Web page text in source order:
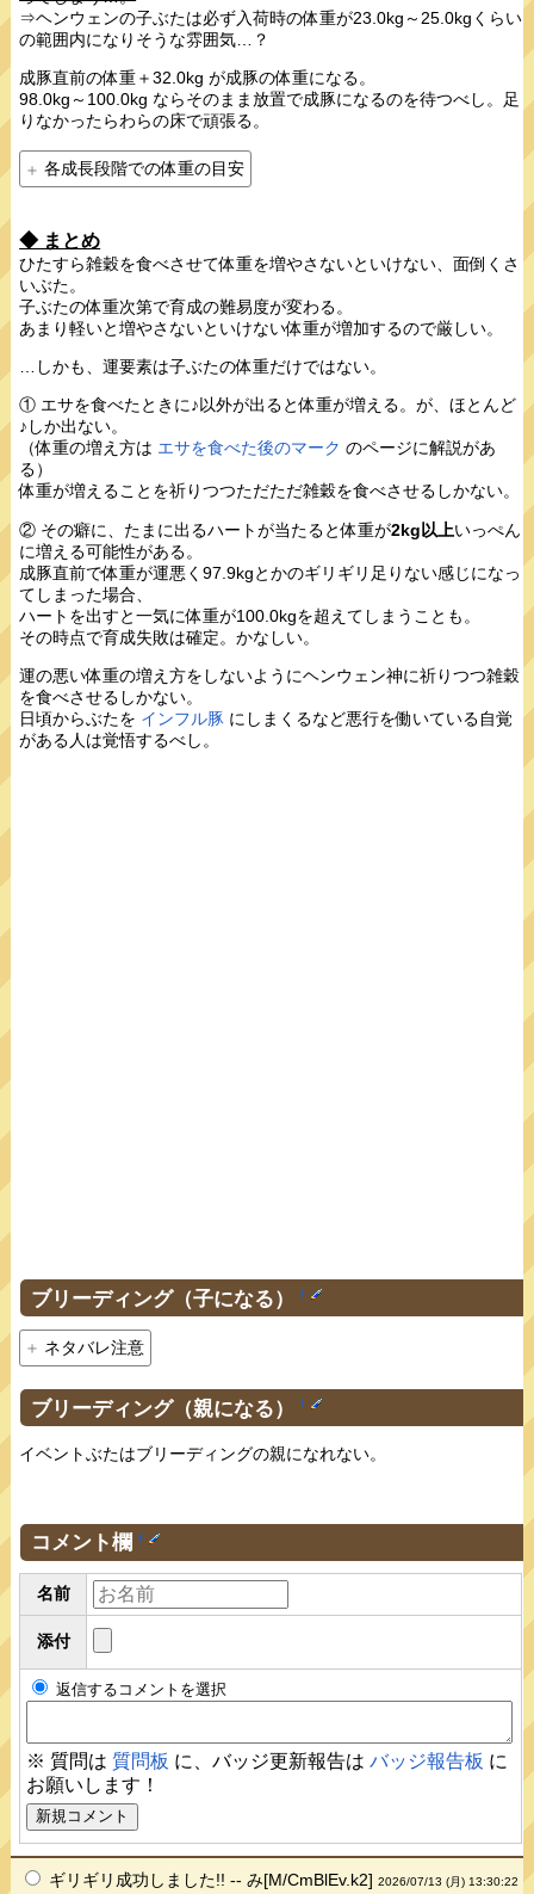
⇒ヘンウェンの子ぶたは必ず入荷時の体重が23.0kg～25.0kgくらい
の範囲内になりそうな雰囲気…？
成豚直前の体重＋32.0kg が成豚の体重になる。
98.0kg～100.0kg ならそのまま放置で成豚になるのを待つべし。足
りなかったらわらの床で頑張る。
各成長段階での体重の目安
◆ まとめ
ひたすら雑穀を食べさせて体重を増やさないといけない、面倒くさ
いぶた。
子ぶたの体重次第で育成の難易度が変わる。
あまり軽いと増やさないといけない体重が増加するので厳しい。
…しかも、運要素は子ぶたの体重だけではない。
① エサを食べたときに♪以外が出ると体重が増える。が、ほとんど
♪しか出ない。
（体重の増え方は エサを食べた後のマーク のページに解説があ
る）
体重が増えることを祈りつつただただ雑穀を食べさせるしかない。
② その癖に、たまに出るハートが当たると体重が2kg以上いっぺん
に増える可能性がある。
成豚直前で体重が運悪く97.9kgとかのギリギリ足りない感じになっ
てしまった場合、
ハートを出すと一気に体重が100.0kgを超えてしまうことも。
その時点で育成失敗は確定。かなしい。
運の悪い体重の増え方をしないようにヘンウェン神に祈りつつ雑穀
を食べさせるしかない。
日頃からぶたを インフル豚 にしまくるなど悪行を働いている自覚
がある人は覚悟するべし。
ブリーディング（子になる） †
ネタバレ注意
ブリーディング（親になる） †
イベントぶたはブリーディングの親になれない。
コメント欄 †
名前
添付
返信するコメントを選択
※ 質問は 質問板 に、バッジ更新報告はバッジ報告板 に
お願いします！
ギリギリ成功しました!! -- み[M/CmBlEv.k2]2026/07/13 (月) 13:30:22